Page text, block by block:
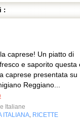
:
caprese! Un piatto di
e saporito questa
caprese presentata su
Reggiano...
Italiane
ITALIANA RICETTE